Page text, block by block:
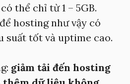
thể chỉ từ 1 – 5GB.
hosting như vậy có
suất tốt và uptime cao.
giảm tải đến hosting